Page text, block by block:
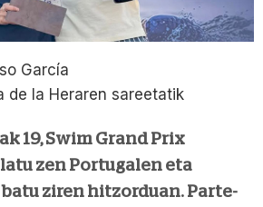
García
de la Heraren sareetatik
19, Swim Grand Prix
zen Portugalen eta
ziren hitzorduan. Parte-